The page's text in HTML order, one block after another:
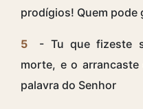
prodígios! Quem pode
5
- Tu que fizeste
morte, e o
palavra do Senhor